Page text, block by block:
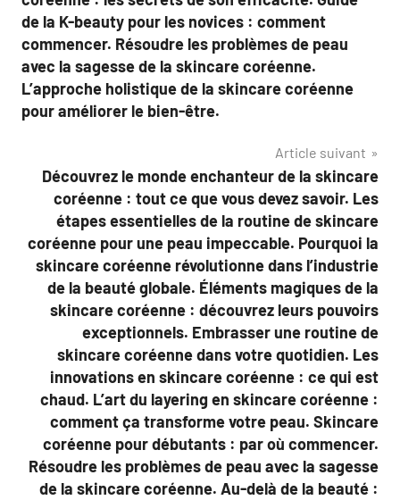
de la K-beauty pour les novices : comment
commencer. Résoudre les problèmes de peau
avec la sagesse de la skincare coréenne.
L’approche holistique de la skincare coréenne
pour améliorer le bien-être.
Article suivant
Découvrez le monde enchanteur de la skincare
coréenne : tout ce que vous devez savoir. Les
étapes essentielles de la routine de skincare
coréenne pour une peau impeccable. Pourquoi la
skincare coréenne révolutionne dans l’industrie
de la beauté globale. Éléments magiques de la
skincare coréenne : découvrez leurs pouvoirs
exceptionnels. Embrasser une routine de
skincare coréenne dans votre quotidien. Les
innovations en skincare coréenne : ce qui est
chaud. L’art du layering en skincare coréenne :
comment ça transforme votre peau. Skincare
coréenne pour débutants : par où commencer.
Résoudre les problèmes de peau avec la sagesse
de la skincare coréenne. Au-delà de la beauté :